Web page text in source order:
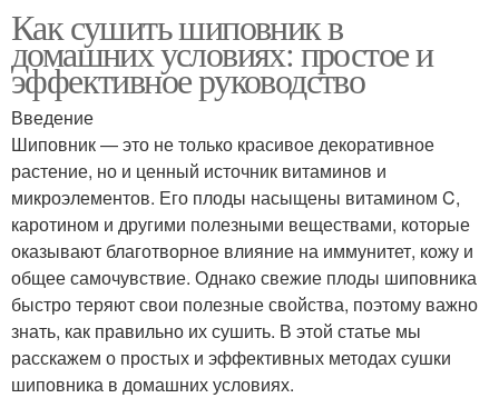
Как сушить шиповник в
домашних условиях: простое и
эффективное руководство
Введение
Шиповник — это не только красивое декоративное
растение, но и ценный источник витаминов и
микроэлементов. Его плоды насыщены витамином C,
каротином и другими полезными веществами, которые
оказывают благотворное влияние на иммунитет, кожу и
общее самочувствие. Однако свежие плоды шиповника
быстро теряют свои полезные свойства, поэтому важно
знать, как правильно их сушить. В этой статье мы
расскажем о простых и эффективных методах сушки
шиповника в домашних условиях.